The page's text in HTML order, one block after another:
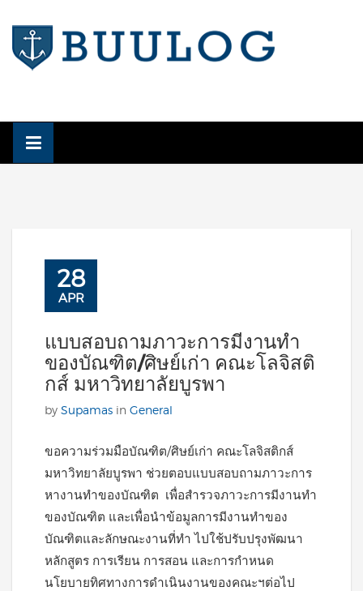
content
28
APR
แบบสอบถามภาวะการมีงานทำ
ของบัณฑิต/ศิษย์เก่า คณะโลจิสติ
กส์ มหาวิทยาลัยบูรพา
by Supamas in General
ขอความร่วมมือบัณฑิต/ศิษย์เก่า คณะโลจิสติกส์
มหาวิทยาลัยบูรพา ช่วยตอบแบบสอบถามภาวะการ
หางานทำของบัณฑิต เพื่อสำรวจภาวะการมีงานทำ
ของบัณฑิต และเพื่อนำข้อมูลการมีงานทำของ
บัณฑิตและลักษณะงานที่ทำ ไปใช้ปรับปรุงพัฒนา
หลักสูตร การเรียน การสอน และการกำหนด
นโยบายทิศทางการดำเนินงานของคณะฯต่อไป